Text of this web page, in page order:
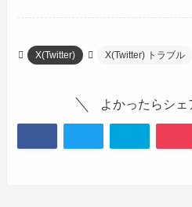
X(Twitter) X(Twitter) トラブル
よかったらシェ